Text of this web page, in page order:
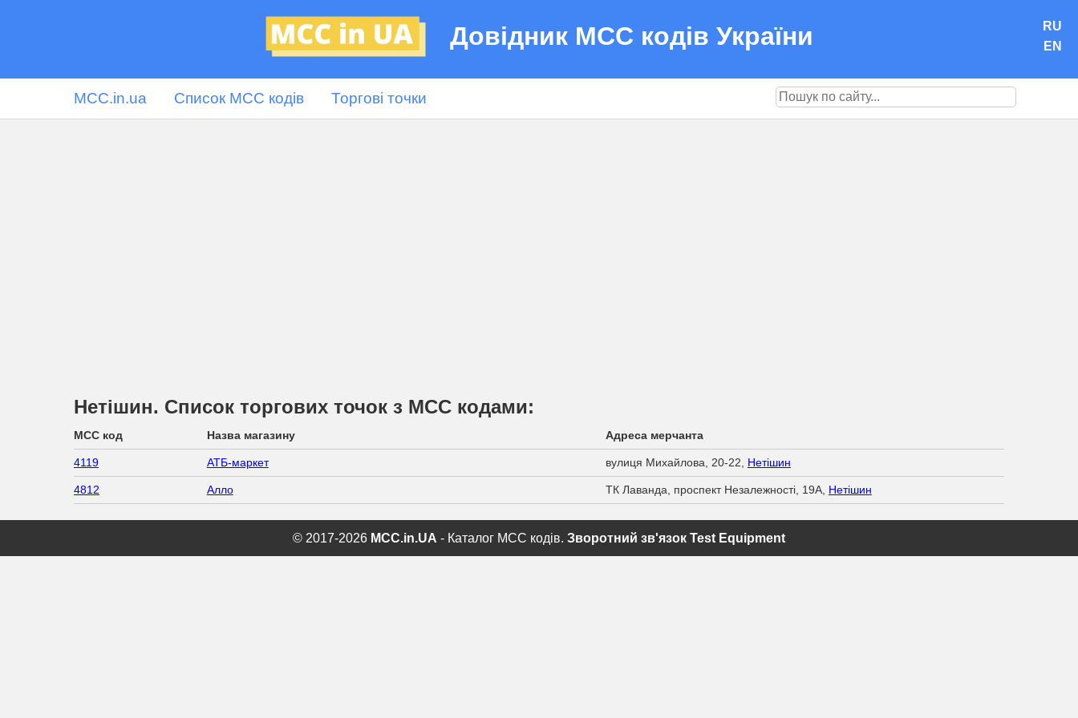
Довідник МСС кодів України
RU
EN
MCC.in.ua Список MCC кодів Торгові точки
Нетішин. Список торгових точок з МСС кодами:
MCC код Назва магазину Адреса мерчанта
4119 АТБ-маркет вулиця Михайлова, 20-22, Нетішин
4812 Алло ТК Лаванда, проспект Незалежності, 19А, Нетішин
© 2017-2026 MCC.in.UA - Каталог MCC кодів. Зворотний зв'язок Test Equipment